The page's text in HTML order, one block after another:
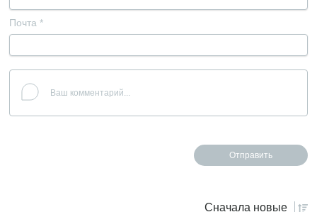
Почта *
Сначала новые